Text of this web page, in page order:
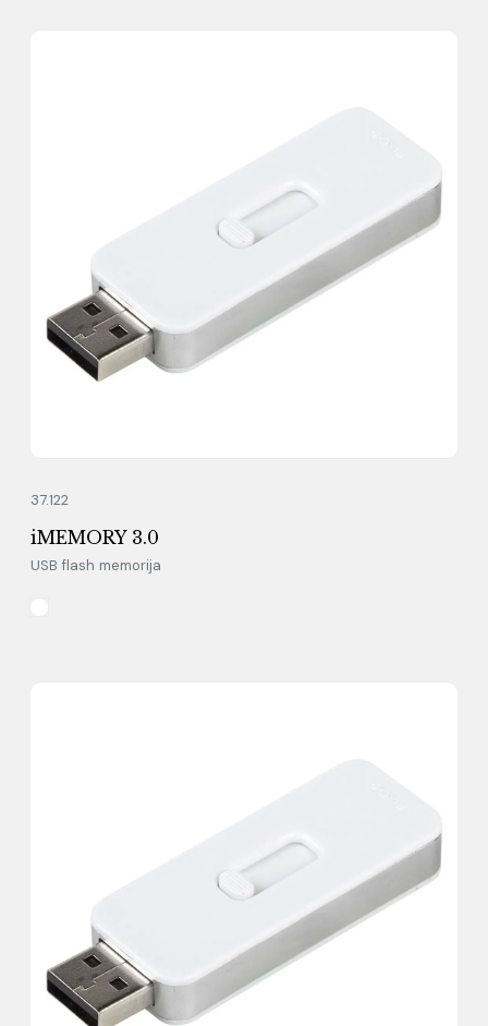
37.122
iMEMORY 3.0
USB flash memorija